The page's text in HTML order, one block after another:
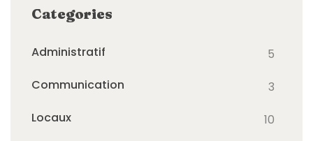
Categories
Administratif
5
Communication
3
Locaux
10